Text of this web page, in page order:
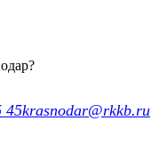
45krasnodar@rkkb.ru